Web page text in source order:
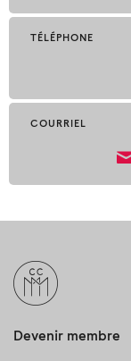
TÉLÉPHONE
COURRIEL
Devenir membre